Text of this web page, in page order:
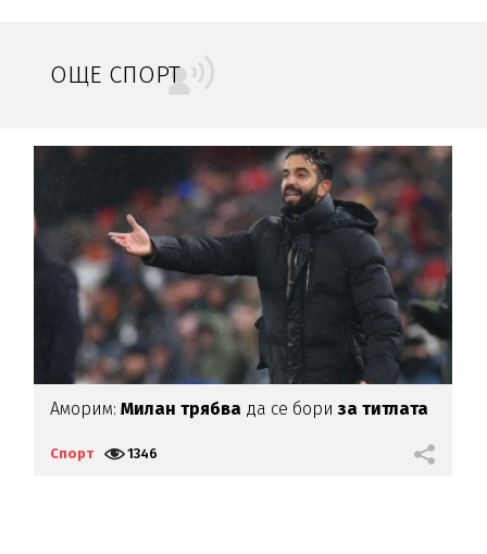
ОЩЕ СПОРТ
Аморим:Милан трябва да се бориза титлата
Спорт 1346